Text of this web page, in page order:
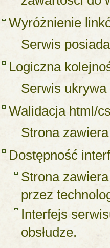
Wyróżnienie
Serwis
Logiczna
Serwis ukrywa
Walidacja html/
Strona
Dostępność
Strona
przez
Interfejs
obsłudze.